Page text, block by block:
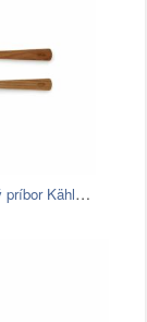
Drevený šalátový príbor Kähler Design…